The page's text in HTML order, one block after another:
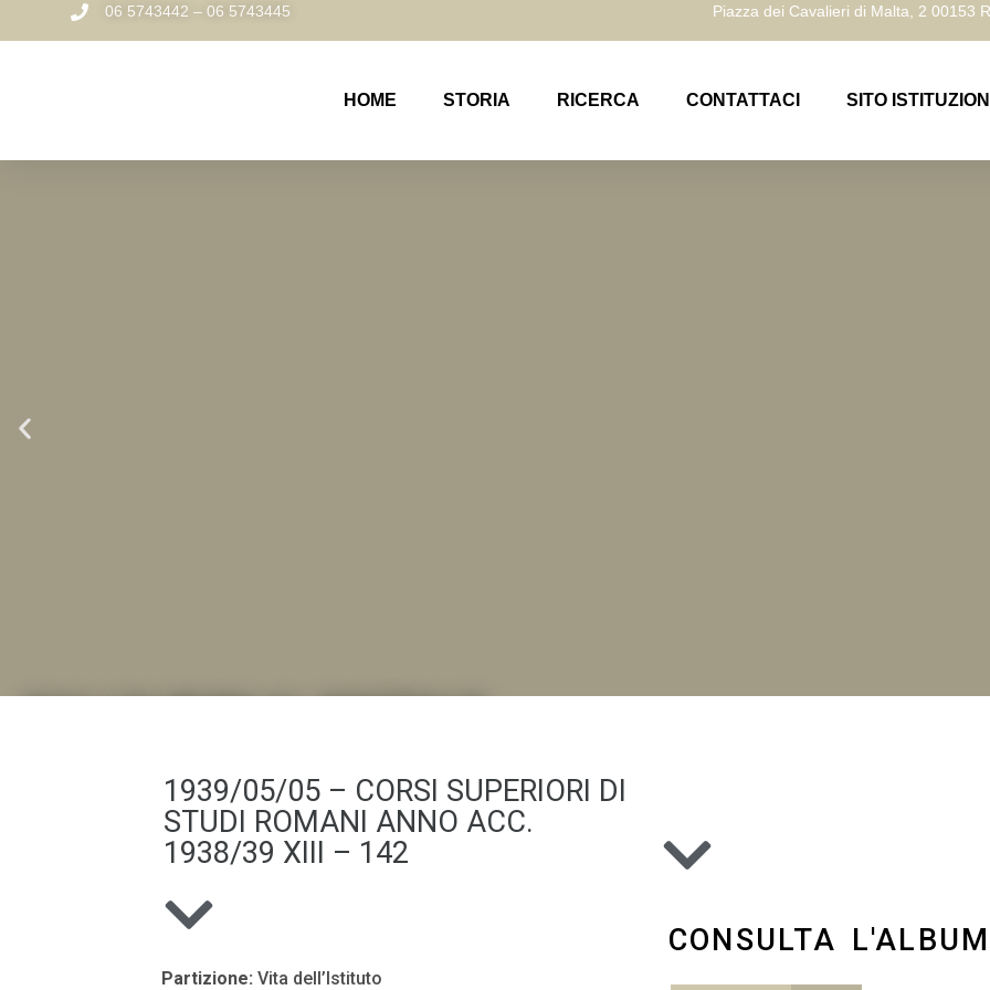
06 5743442 – 06 5743445 Piazza dei Cavalieri di Malta, 2 00153
HOME STORIA RICERCA CONTATTACI SITO
.LA "VITA DELL'ISTITUTO" ATTRAVERSO LE IMMAGINI
1939/05/05 – CORSI SUPERIORI DI
STUDI ROMANI ANNO ACC.
1938/39 XIII – 142
Partizione: Vita dell’Istituto
CONSULTA L'ALBUM